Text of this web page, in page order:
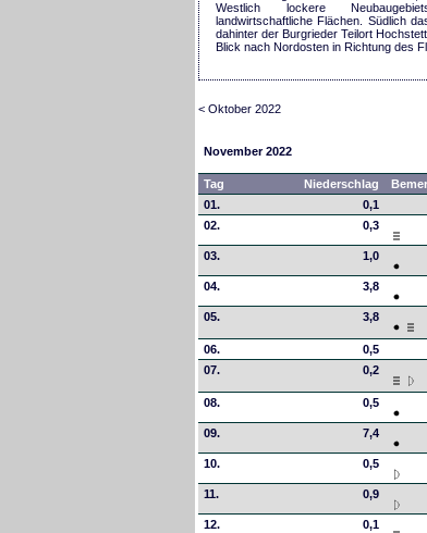
Westlich lockere
landwirtschaftliche Flächen. Südlich
dahinter der Burgrieder Teilort
Blick nach Nordosten in Richtung des
< Oktober 2022
November 2022
Tag Niederschlag
01.
0,1
02.
0,3
03. 1,0
04. 3,8
05. 3,8
06. 0,5
07.
0,2
08. 0,5
09. 7,4
10. 0,5
11. 0,9
12. 0,1